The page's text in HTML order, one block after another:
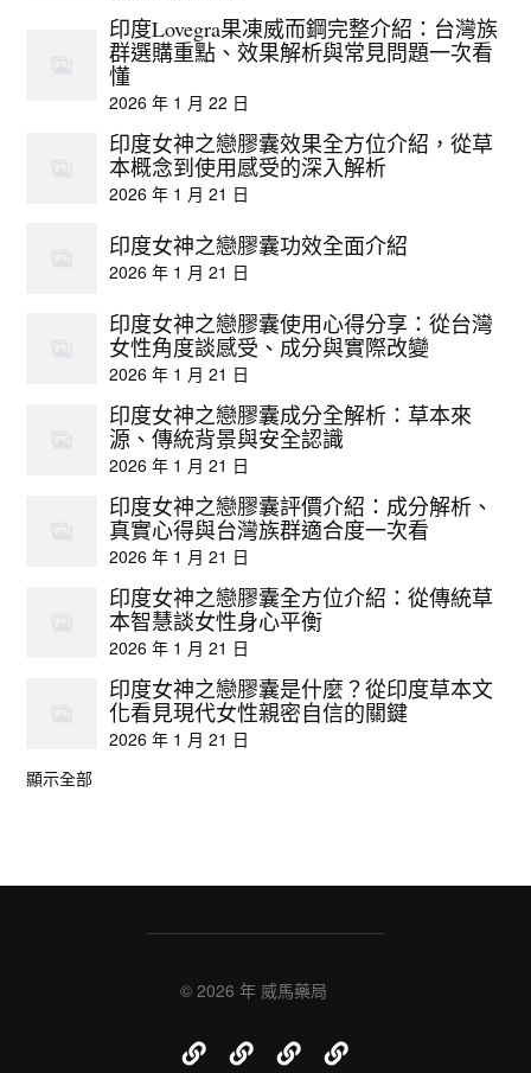
印度Lovegra果凍威而鋼完整介紹：台灣族
群選購重點、效果解析與常見問題一次看
懂
2026 年 1 月 22 日
印度女神之戀膠囊效果全方位介紹，從草
本概念到使用感受的深入解析
2026 年 1 月 21 日
印度女神之戀膠囊功效全面介紹
2026 年 1 月 21 日
印度女神之戀膠囊使用心得分享：從台灣
女性角度談感受、成分與實際改變
2026 年 1 月 21 日
印度女神之戀膠囊成分全解析：草本來
源、傳統背景與安全認識
2026 年 1 月 21 日
印度女神之戀膠囊評價介紹：成分解析、
真實心得與台灣族群適合度一次看
2026 年 1 月 21 日
印度女神之戀膠囊全方位介紹：從傳統草
本智慧談女性身心平衡
2026 年 1 月 21 日
印度女神之戀膠囊是什麼？從印度草本文
化看見現代女性親密自信的關鍵
2026 年 1 月 21 日
顯示全部
© 2026 年 威馬藥局